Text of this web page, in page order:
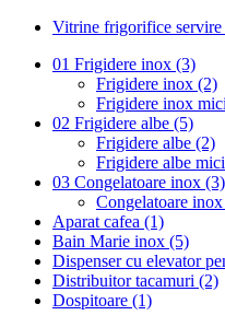
Vitrine frigorifice servire
01 Frigidere inox (3)
Frigidere inox (2)
Frigidere inox
02 Frigidere albe (5)
Frigidere albe (2)
Frigidere albe
03 Congelatoare inox (3)
Congelatoare
Aparat cafea (1)
Bain Marie inox (5)
Dispenser cu elevator
Distribuitor tacamuri (2)
Dospitoare (1)